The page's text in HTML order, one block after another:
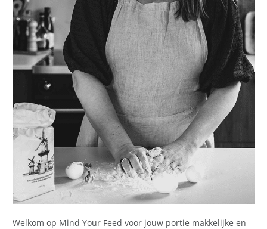
Welkom op Mind Your Feed voor jouw portie makkelijke en